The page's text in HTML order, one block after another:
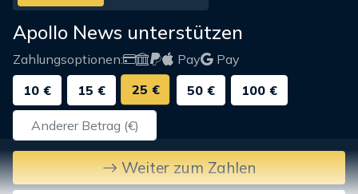
Apollo News unterstützen
Zahlungsoptionen: Pay
Pay
10 €
15 € 25 € 50 € 100 €
Weiter zum Zahlen